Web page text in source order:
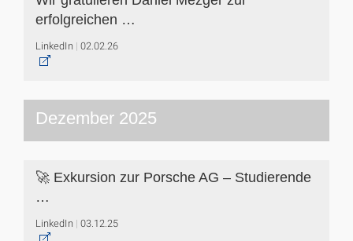
erfolgreichen …
LinkedIn 02.02.26
Dezember 2025
🚀 Exkursion zur Porsche AG – Studierende
…
LinkedIn 03.12.25